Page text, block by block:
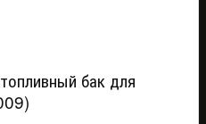
бак для